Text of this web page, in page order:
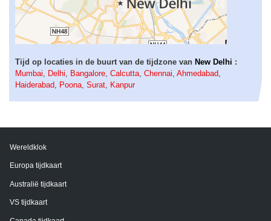
Tijd op locaties in de buurt van de tijdzone van New Delhi :
Mumbai, Delhi, Bangalore, Calcutta, Chennai, Ahmedabad,
Haiderabad, Poona, Surat, Kanpur
Wereldklok
Europa tijdkaart
Australië tijdkaart
VS tijdkaart